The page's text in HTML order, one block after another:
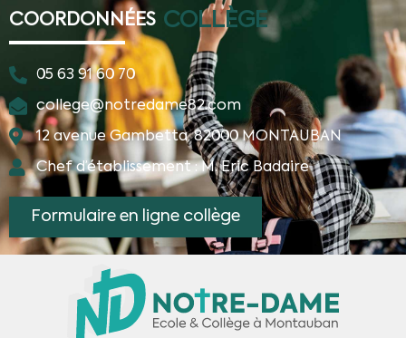
COORDONNÉES COLLÈGE
05 63 91 60 70
college@notredame82.com
12 avenue Gambetta, 82000 MONTAUBAN
Chef d’établissement : M. Eric Badaire
Formulaire en ligne collège